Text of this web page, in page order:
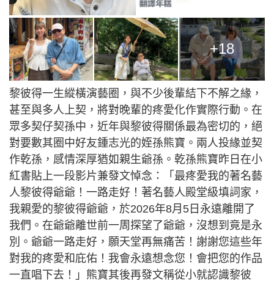
+18
黎彼得一生縱橫演藝圈，與不少後輩結下不解之緣，
甚至與多人上契，將對晚輩的疼愛化作實際行動。在
眾多契仔契孫中，近年與黎彼得關係最為密切的，絕
對要數其圈中好友鍾志光的姪孫熊寶。兩人投緣並契
作乾孫，感情深厚猶如親生爺孫。乾孫熊寶昨日在小
紅書貼上一段影片兼發文悼念：「最疼愛我的著名藝
人黎彼得爺爺！一路走好！著名藝人殿堂級填詞家，
我親愛的黎彼得爺爺，於2026年8月5日永遠離開了
我們。在爺爺離世前一周探望了爺爺，沒想到竟是永
別。爺爺一路走好，願天堂再無痛苦！謝謝您這些年
對我的疼愛和庇佑！我會永遠想念您！會把您的作品
一直唱下去！」熊寶其後再發文稱從小就認識黎彼